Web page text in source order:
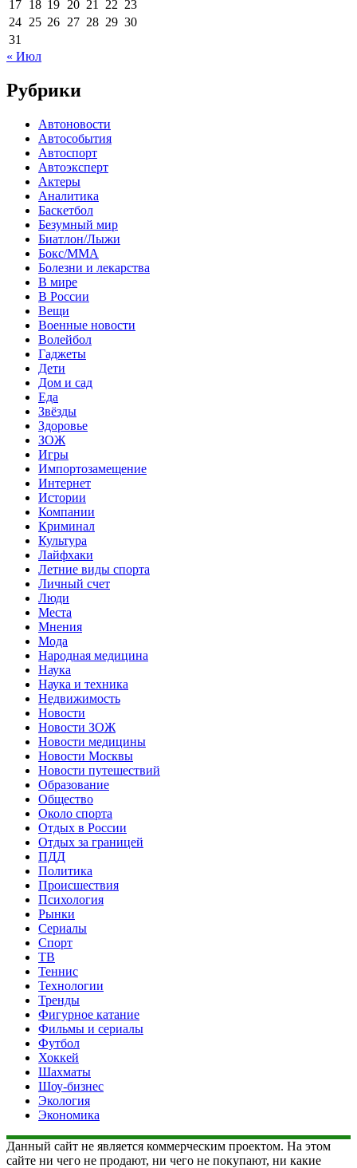
17 18 19 20 21 22 23
24 25 26 27 28 29 30
31
« Июл
Рубрики
Автоновости
Автособытия
Автоспорт
Автоэксперт
Актеры
Аналитика
Баскетбол
Безумный мир
Биатлон/Лыжи
Бокс/MMA
Болезни и лекарства
В мире
В России
Вещи
Военные новости
Волейбол
Гаджеты
Дети
Дом и сад
Еда
Звёзды
Здоровье
ЗОЖ
Игры
Импортозамещение
Интернет
Истории
Компании
Криминал
Культура
Лайфхаки
Летние виды спорта
Личный счет
Люди
Места
Мнения
Мода
Народная медицина
Наука
Наука и техника
Недвижимость
Новости
Новости ЗОЖ
Новости медицины
Новости Москвы
Новости путешествий
Образование
Общество
Около спорта
Отдых в России
Отдых за границей
ПДД
Политика
Происшествия
Психология
Рынки
Сериалы
Спорт
ТВ
Теннис
Технологии
Тренды
Фигурное катание
Фильмы и сериалы
Футбол
Хоккей
Шахматы
Шоу-бизнес
Экология
Экономика
Данный сайт не является коммерческим проектом. На этом
сайте ни чего не продают, ни чего не покупают, ни какие